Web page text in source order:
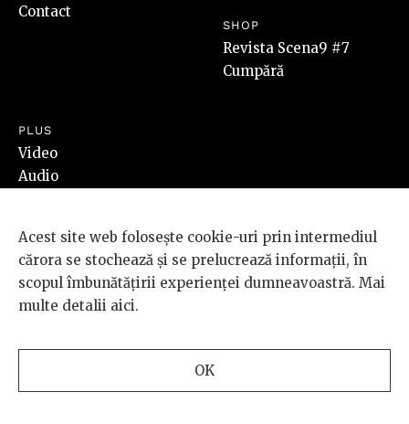
Contact
SHOP
Revista Scena9 #7
Cumpără
PLUS
Video
Audio
SOCIAL
Facebook
Instagram
SoundCloud
LEGAL
Termeni & Condiții
ANPC
Acest site web folosește cookie-uri prin intermediul
cărora se stochează și se prelucrează informații, în
scopul îmbunătățirii experienței dumneavoastră. Mai
multe detalii aici.
OK